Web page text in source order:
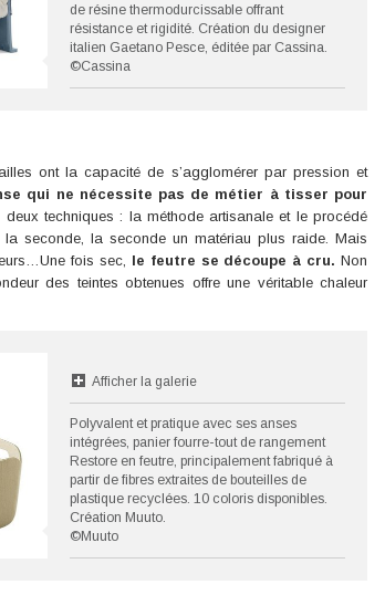
de résine thermodurcissable offrant
résistance et rigidité. Création du designer
italien Gaetano Pesce, éditée par Cassina.
©Cassina
ont la capacité de s’agglomérer par pression et
qui ne nécessite pas de métier à tisser pour
techniques : la méthode artisanale et le procédé
la seconde, la seconde un matériau plus raide. Mais
fois sec, le feutre se découpe à cru. Non
des teintes obtenues offre une véritable chaleur
Afficher la galerie
Polyvalent et pratique avec ses anses
intégrées, panier fourre-tout de rangement
Restore en feutre, principalement fabriqué à
partir de fibres extraites de bouteilles de
plastique recyclées. 10 coloris disponibles.
Création Muuto.
©Muuto